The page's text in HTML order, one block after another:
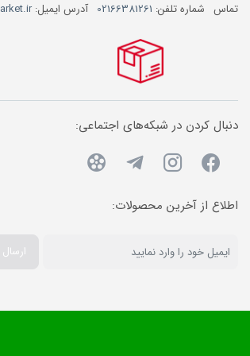
تماس شماره تلفن: 02166381261 آدرس ایمیل:
دنبال کردن در شبکه‌های اجتماعی:
اطلاع از آخرین محصولات:
ارسال